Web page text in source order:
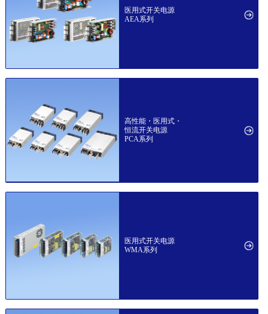
医用式开关电源
AEA系列
高性能・医用式・
恒流开关电源
PCA系列
医用式开关电源
WMA系列